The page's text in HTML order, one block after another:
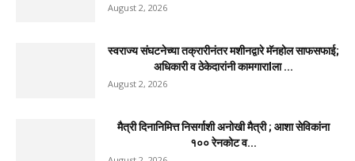
August 2, 2026
स्वराज्य संघटनेच्या तक्रारीनंतर मशीनद्वारे मॅनहोल साफसफाई;
अधिकारी व ठेकेदारांनी कामगाराlला ...
August 2, 2026
मैत्री दिनानिमित्त निसर्गाशी अनोखी मैत्री ; आशा सेविकांना
१०० रेनकोट व...